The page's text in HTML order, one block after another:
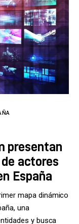
presentan
actores
España
mapa dinámico
una
y busca